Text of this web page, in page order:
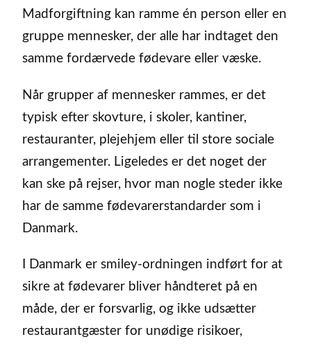
Madforgiftning kan ramme én person eller en
gruppe mennesker, der alle har indtaget den
samme fordærvede fødevare eller væske.
Når grupper af mennesker rammes, er det
typisk efter skovture, i skoler, kantiner,
restauranter, plejehjem eller til store sociale
arrangementer. Ligeledes er det noget der
kan ske på rejser, hvor man nogle steder ikke
har de samme fødevarerstandarder som i
Danmark.
I Danmark er smiley-ordningen indført for at
sikre at fødevarer bliver håndteret på en
måde, der er forsvarlig, og ikke udsætter
restaurantgæster for unødige risikoer,